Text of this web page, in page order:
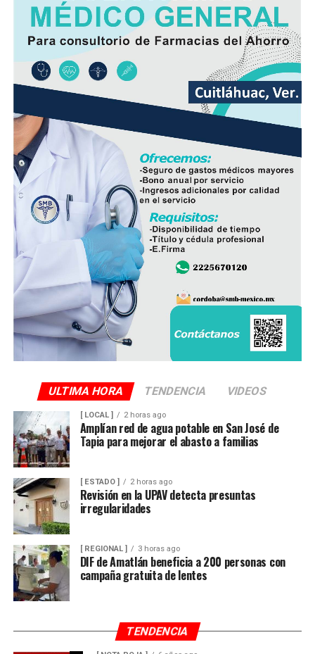
Comité de Obra,Antonio Herrera Llanos, recordó que
la pavimentación había sido solicitada desde hace varios
años por los habitantes de La Luz Palotal, por lo que
consideró que su ejecución mejorará las condiciones de
movilidad y seguridad para quienes diariamente utilizan
esta vialidad.
A la inauguración asistieron integrantes del Cabildo,
funcionarios municipales, representantes del comité de
obra y habitantes de la comunidad, quienes recorrieron
el tramo rehabilitado.
Con esta obra, el Ayuntamiento dio inicio formal al
programa de infraestructura de la presente
administración, con el objetivo de mejorar las vialidades
y fortalecer los servicios en distintos sectores del
municipio.
ULTIMA HORA TENDENCIA VIDEOS
[ LOCAL ] 2 horas ago
Amplían red de agua potable en San José de
Tapia para mejorar el abasto a familias
[ ESTADO ] 2 horas ago
Revisión en la UPAV detecta presuntas
irregularidades
[ REGIONAL ] 3 horas ago
DIF de Amatlán beneficia a 200 personas con
campaña gratuita de lentes
TENDENCIA